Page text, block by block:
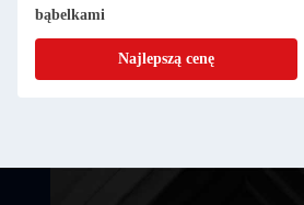
kreskówka urocza gofry
Najlepszą cenę